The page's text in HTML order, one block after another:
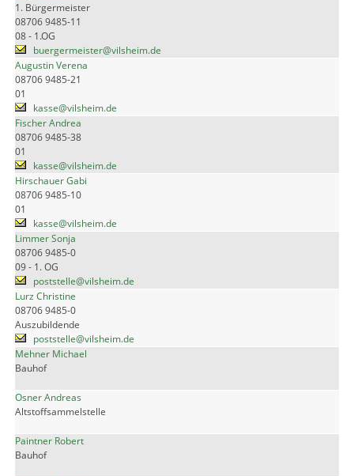
1. Bürgermeister
08706 9485-11
08 - 1.OG
buergermeister@vilsheim.de
Augustin Verena
08706 9485-21
01
kasse@vilsheim.de
Fischer Andrea
08706 9485-38
01
kasse@vilsheim.de
Hirschauer Gabi
08706 9485-10
01
kasse@vilsheim.de
Limmer Sonja
08706 9485-0
09 - 1. OG
poststelle@vilsheim.de
Lurz Christine
08706 9485-0
Auszubildende
poststelle@vilsheim.de
Mehner Michael
Bauhof
Osner Andreas
Altstoffsammelstelle
Paintner Robert
Bauhof